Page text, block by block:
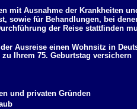
mit Ausnahme der Krankheiten
sowie für Behandlungen, bei
der Reise stattfinden
Ausreise einen Wohnsitz in
Ihrem 75. Geburtstag versichern
und privaten Gründen